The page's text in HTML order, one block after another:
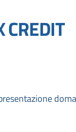
CREDIT